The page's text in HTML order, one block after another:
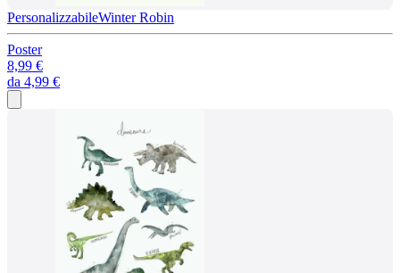
PersonalizzabileWinter Robin
Poster
8,99 €
da 4,99 €